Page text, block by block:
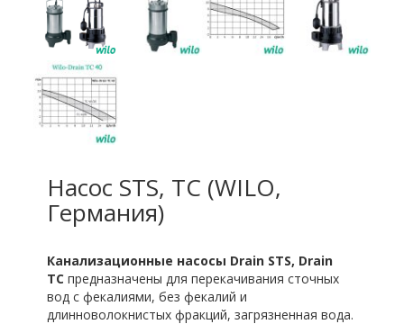
Насос STS, TC (WILO,
Германия)
Канализационные насосы Drain STS, Drain
TCпредназначены для перекачивания сточных
вод с фекалиями, без фекалий и
длинноволокнистых фракций, загрязненная вода.